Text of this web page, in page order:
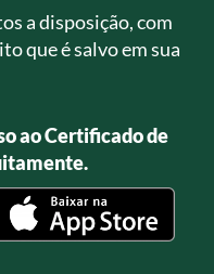
a disposição, com
que é salvo em sua
ao Certificado de